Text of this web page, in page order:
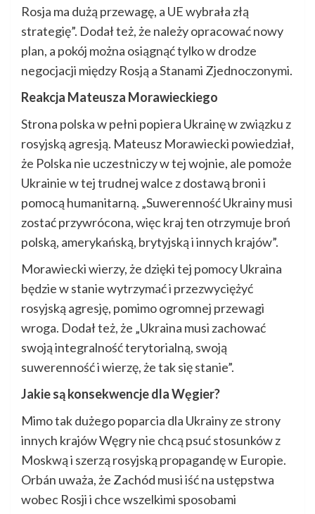
Rosja ma dużą przewagę, a UE wybrała złą
strategię”. Dodał też, że należy opracować nowy
plan, a pokój można osiągnąć tylko w drodze
negocjacji między Rosją a Stanami Zjednoczonymi.
Reakcja Mateusza Morawieckiego
Strona polska w pełni popiera Ukrainę w związku z
rosyjską agresją. Mateusz Morawiecki powiedział,
że Polska nie uczestniczy w tej wojnie, ale pomoże
Ukrainie w tej trudnej walce z dostawą broni i
pomocą humanitarną. „Suwerenność Ukrainy musi
zostać przywrócona, więc kraj ten otrzymuje broń
polską, amerykańską, brytyjską i innych krajów”.
Morawiecki wierzy, że dzięki tej pomocy Ukraina
będzie w stanie wytrzymać i przezwyciężyć
rosyjską agresję, pomimo ogromnej przewagi
wroga. Dodał też, że „Ukraina musi zachować
swoją integralność terytorialną, swoją
suwerenność i wierzę, że tak się stanie”.
Jakie są konsekwencje dla Węgier?
Mimo tak dużego poparcia dla Ukrainy ze strony
innych krajów Węgry nie chcą psuć stosunków z
Moskwą i szerzą rosyjską propagandę w Europie.
Orbán uważa, że ​​Zachód musi iść na ustępstwa
wobec Rosji i chce wszelkimi sposobami